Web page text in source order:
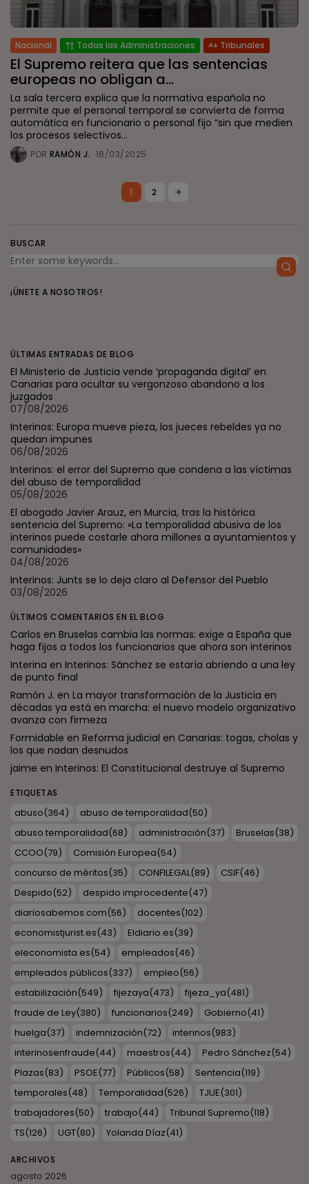
Nacional Todas las Administraciones Tribunales
El Supremo reitera que las sentencias
europeas no obligan a...
La sala tercera explica que la normativa española no
permite que el personal temporal se convierta de forma
automática en funcionario o personal fijo “sin que medien
los procesos selectivos...
POR RAMÓN J. 18/03/2025
1 2
BUSCAR
¡ÚNETE A NOSOTROS!
ÚLTIMAS ENTRADAS DE BLOG
El Ministerio de Justicia vende ‘propaganda digital’ en
Canarias para ocultar su vergonzoso abandono a los
juzgados
07/08/2026
Interinos: Europa mueve pieza, los jueces rebeldes ya no
quedan impunes
06/08/2026
Interinos: el error del Supremo que condena a las víctimas
del abuso de temporalidad
05/08/2026
El abogado Javier Arauz, en Murcia, tras la histórica
sentencia del Supremo: «La temporalidad abusiva de los
interinos puede costarle ahora millones a ayuntamientos y
comunidades»
04/08/2026
Interinos: Junts se lo deja claro al Defensor del Pueblo
03/08/2026
ÚLTIMOS COMENTARIOS EN EL BLOG
Carlos en Bruselas cambia las normas: exige a España que
haga fijos a todos los funcionarios que ahora son interinos
Interina en Interinos: Sánchez se estaría abriendo a una ley
de punto final
Ramón J. en La mayor transformación de la Justicia en
décadas ya está en marcha: el nuevo modelo organizativo
avanza con firmeza
Formidable en Reforma judicial en Canarias: togas, cholas y
los que nadan desnudos
jaime en Interinos: El Constitucional destruye al Supremo
ETIQUETAS
abuso(364) abuso de temporalidad(50)
abuso temporalidad(68) administración(37) Bruselas(38)
CCOO(79) Comisión Europea(54)
concurso de méritos(35) CONFILEGAL(89) CSIF(46)
Despido(52) despido improcedente(47)
diariosabemos.com(56) docentes(102)
economistjurist.es(43) Eldiario.es(39)
eleconomista.es(54) empleados(46)
empleados públicos(337) empleo(56)
estabilización(549) fijezaya(473) fijeza_ya(481)
fraude de Ley(380) funcionarios(249) Gobierno(41)
huelga(37) indemnización(72) interinos(983)
interinosenfraude(44) maestros(44) Pedro Sánchez(54)
Plazas(83) PSOE(77) Públicos(58) Sentencia(119)
temporales(48) Temporalidad(526) TJUE(301)
trabajadores(50) trabajo(44) Tribunal Supremo(118)
TS(126) UGT(80) Yolanda Díaz(41)
ARCHIVOS
agosto 2026